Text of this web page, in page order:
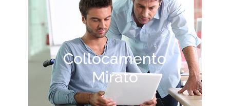
Collocamento
Mirato